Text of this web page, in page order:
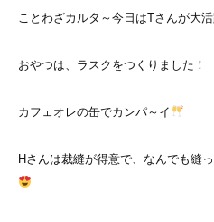
ことわざカルタ～今日はTさんが大
おやつは、ラスクをつくりました！
カフェオレの缶でカンパ～イ
Hさんは裁縫が得意で、なんでも縫